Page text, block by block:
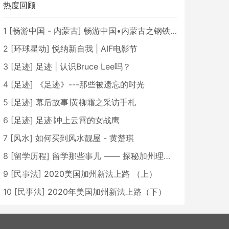
热度回顾
1 [畅游中国 - 内蒙古] 畅游中国•内蒙古之钢铁骄子，魅力包头
2 [环球星动] 悦纳新自我 | AIF电影节
3 [足迹] 足迹 | 认识Bruce Lee吗？
4 [足迹]
《足迹》---那些被遗忘的时光
5 [足迹] 幕后故事∣黄柳霜之采访手札
6 [足迹] 足迹∣冲上云霄的女战鹰
7 [风水] 如何买到风水靓屋 - 黄楚琪
8 [留学历程] 留学那些事儿 —— 探秘加州理工学院Caltech博士生活 [上集]
9 [民事法] 2020美国加州新法上路 （上）
10 [民事法] 2020年美国加州新法上路（下）